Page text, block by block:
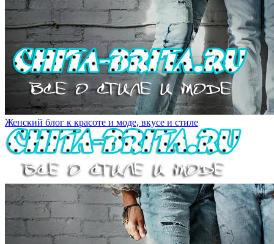
Женский блог к красоте и моде, вкусе и стиле